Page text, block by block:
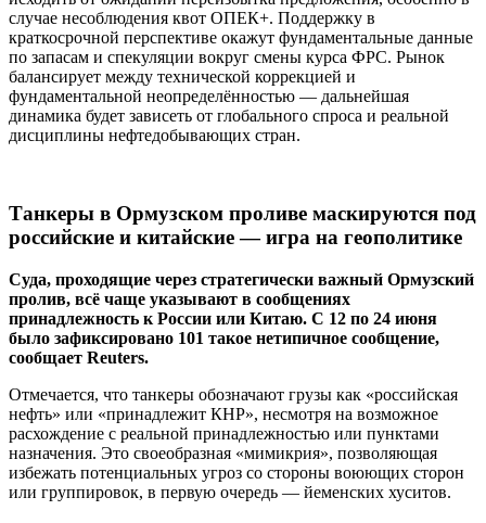
случае несоблюдения квот ОПЕК+. Поддержку в
краткосрочной перспективе окажут фундаментальные данные
по запасам и спекуляции вокруг смены курса ФРС. Рынок
балансирует между технической коррекцией и
фундаментальной неопределённостью — дальнейшая
динамика будет зависеть от глобального спроса и реальной
дисциплины нефтедобывающих стран.
Танкеры в Ормузском проливе маскируются под
российские и китайские — игра на геополитике
Суда, проходящие через стратегически важный Ормузский
пролив, всё чаще указывают в сообщениях
принадлежность к России или Китаю. С 12 по 24 июня
было зафиксировано 101 такое нетипичное сообщение,
сообщает Reuters.
Отмечается, что танкеры обозначают грузы как «российская
нефть» или «принадлежит КНР», несмотря на возможное
расхождение с реальной принадлежностью или пунктами
назначения. Это своеобразная «мимикрия», позволяющая
избежать потенциальных угроз со стороны воюющих сторон
или группировок, в первую очередь — йеменских хуситов.